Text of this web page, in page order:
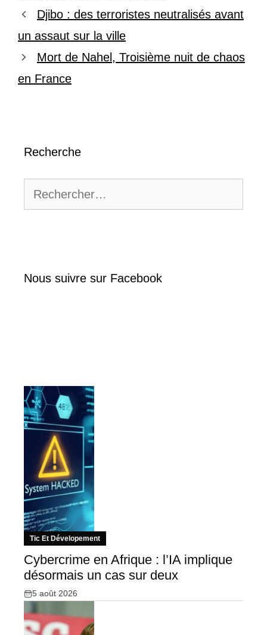
Djibo : des terroristes neutralisés avant
un assaut sur la ville
Mort de Nahel, Troisième nuit de chaos
en France
Recherche
Nous suivre sur Facebook
Tic Et Dévelopement
Cybercrime en Afrique : l’IA implique
désormais un cas sur deux
5 août 2026